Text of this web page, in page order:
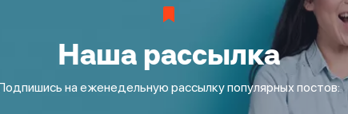
Наша рассылка
на еженедельную рассылку популярных постов: